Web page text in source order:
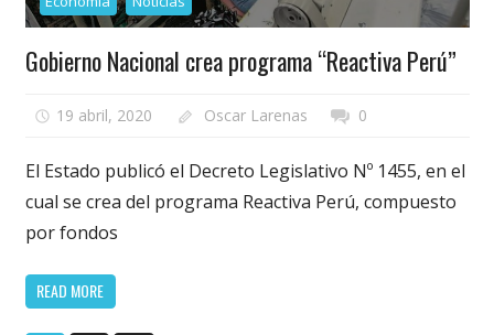
Gobierno Nacional crea programa “Reactiva Perú”
19 abril, 2020 Oscar Larenas 0
El Estado publicó el Decreto Legislativo Nº 1455, en el
cual se crea del programa Reactiva Perú, compuesto
por fondos
READ MORE